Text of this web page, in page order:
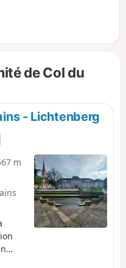
de Col du
- Lichtenberg
m